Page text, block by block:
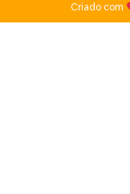
Criado com